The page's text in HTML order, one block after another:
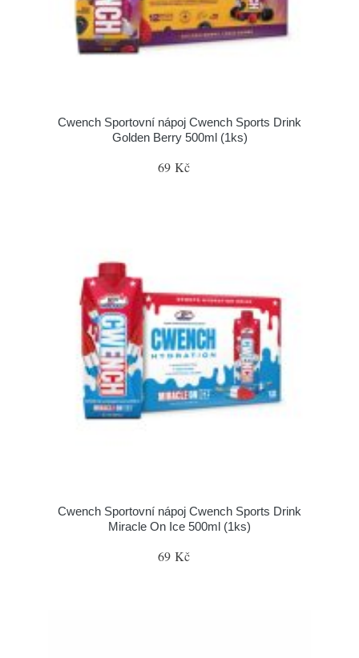
Cwench Sportovní nápoj Cwench Sports Drink
Golden Berry 500ml (1ks)
69 Kč
Cwench Sportovní nápoj Cwench Sports Drink
Miracle On Ice 500ml (1ks)
69 Kč